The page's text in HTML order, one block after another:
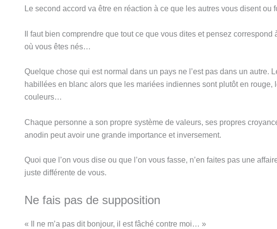
Le second accord va être en réaction à ce que les autres vous disent ou
Il faut bien comprendre que tout ce que vous dites et pensez
où vous êtes nés…
Quelque chose qui est normal dans un pays ne l’est pas dans un autre.
habillées en blanc alors que les mariées indiennes sont plutôt en rouge,
couleurs…
Chaque personne a son propre système de valeurs, ses propres
anodin peut avoir une grande importance et inversement.
Quoi que l’on vous dise ou que l’on vous fasse, n’en faites pas une
juste différente de vous.
Ne fais pas de supposition
« Il ne m’a pas dit bonjour, il est fâché contre moi… »